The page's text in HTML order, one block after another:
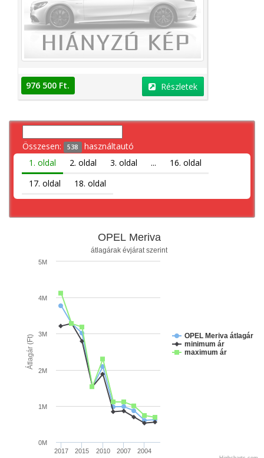
976 500 Ft. Részletek
Összesen: 538 használtautó
1. oldal
2. oldal 3. oldal ...
16. oldal
17. oldal
18. oldal
Átlagár (Ft)
OPEL Meriva
átlagárak évjárat szerint
OPEL Meriva átlagár
minimum ár
maximum ár
2017 2015 2010 2007 2004
0M
1M
2M
3M
4M
5M